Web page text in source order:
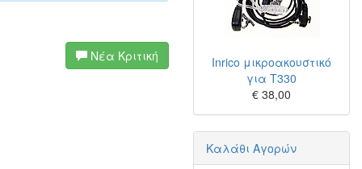
Νέα Κριτική
Inrico μικροακουστικό
για T330
€ 38,00
Καλάθι Αγορών